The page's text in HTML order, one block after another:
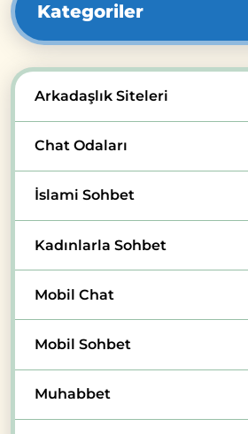
Kategoriler
Arkadaşlık Siteleri
Chat Odaları
İslami Sohbet
Kadınlarla Sohbet
Mobil Chat
Mobil Sohbet
Muhabbet